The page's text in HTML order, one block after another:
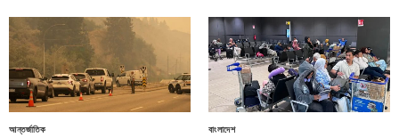
আন্তর্জাতিক বাংলাদেশ